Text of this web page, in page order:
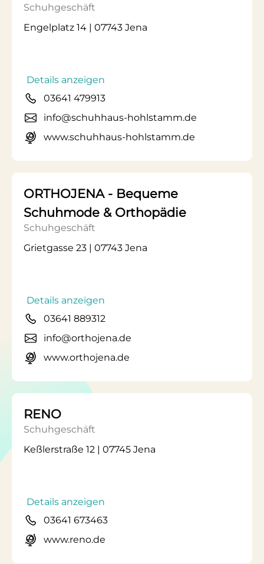
Schuhgeschäft
Engelplatz 14 | 07743 Jena
Details anzeigen
03641 479913
info@schuhhaus-hohlstamm.de
www.schuhhaus-hohlstamm.de
ORTHOJENA - Bequeme
Schuhmode & Orthopädie
Schuhgeschäft
Grietgasse 23 | 07743 Jena
Details anzeigen
03641 889312
info@orthojena.de
www.orthojena.de
RENO
Schuhgeschäft
Keßlerstraße 12 | 07745 Jena
Details anzeigen
03641 673463
www.reno.de